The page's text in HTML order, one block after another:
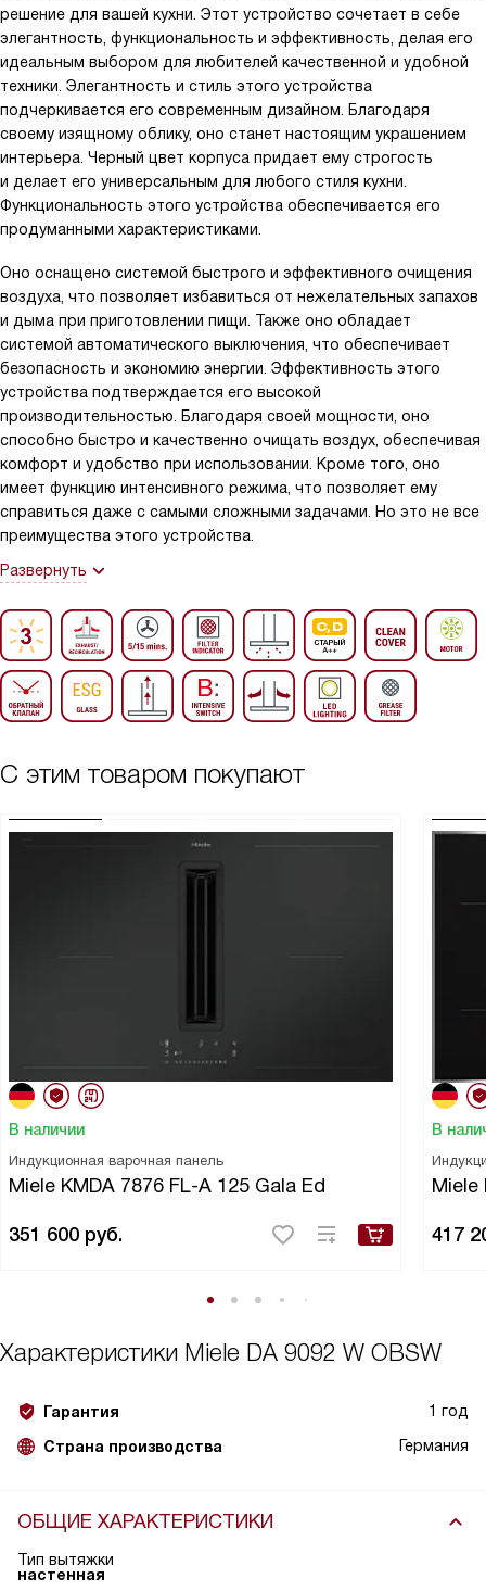
решение для вашей кухни. Этот устройство сочетает в себе
элегантность, функциональность и эффективность, делая его
идеальным выбором для любителей качественной и удобной
техники. Элегантность и стиль этого устройства
подчеркивается его современным дизайном. Благодаря
своему изящному облику, оно станет настоящим украшением
интерьера. Черный цвет корпуса придает ему строгость
и делает его универсальным для любого стиля кухни.
Функциональность этого устройства обеспечивается его
продуманными характеристиками.
Оно оснащено системой быстрого и эффективного очищения
воздуха, что позволяет избавиться от нежелательных запахов
и дыма при приготовлении пищи. Также оно обладает
системой автоматического выключения, что обеспечивает
безопасность и экономию энергии. Эффективность этого
устройства подтверждается его высокой
производительностью. Благодаря своей мощности, оно
способно быстро и качественно очищать воздух, обеспечивая
комфорт и удобство при использовании. Кроме того, оно
имеет функцию интенсивного режима, что позволяет ему
справиться даже с самыми сложными задачами. Но это не все
преимущества этого устройства.
Развернуть
С этим товаром покупают
В наличии
Индукционная варочная панель
Miele KMDA 7876 FL-A 125 Gala Ed
351 600 руб.
В
Miele
417
Характеристики Miele DA 9092 W OBSW
Гарантия 1 год
Страна производства Германия
ОБЩИЕ ХАРАКТЕРИСТИКИ
Тип вытяжки
настенная